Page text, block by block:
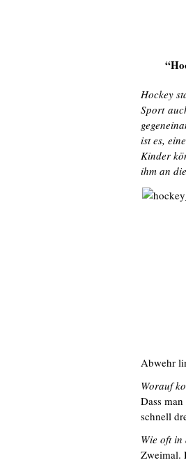
Hockey
Sport
ist es,
Kinder
ihm an
Abwehr
Worauf
Dass
schnell
Wie oft in
Zweimal.